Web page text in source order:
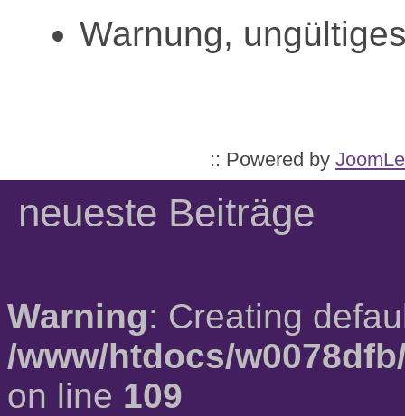
Warnung,
:: Powered by
neueste Beiträge
Warning: Creating
/www/htdocs/
on line 109